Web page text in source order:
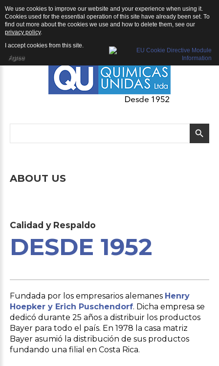
ABOUT US
Calidad y Respaldo
DESDE 1952
Fundada por los empresarios alemanes Henry
Hoepker y Erich Puschendorf. Dicha empresa se
dedicó durante 25 años a distribuir los productos
Bayer para todo el país. En 1978 la casa matriz
Bayer asumió la distribución de sus productos
fundando una filial en Costa Rica.
We use cookies to improve our website and your experience when using it.
Cookies used for the essential operation of this site have already been set. To
find out more about the cookies we use and how to delete them, see our
privacy policy.
I accept cookies from this site.
Agree
Empresa